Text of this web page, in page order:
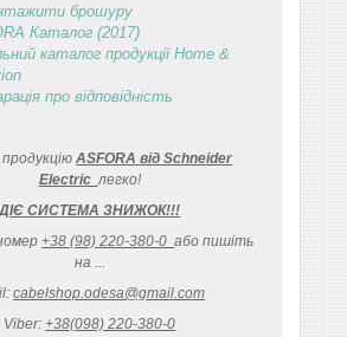
брошуру
Каталог (2017)
каталог продукції Home &
про відповідність
ASFORA від Schneider
Electricлегко!
ДІЄ СИСТЕМА ЗНИЖОК!!!
+38 (98) 220-380-0або пишіть
на ...
cabelshop.odesa@gmail.com
Viber:+38(098) 220-380-0